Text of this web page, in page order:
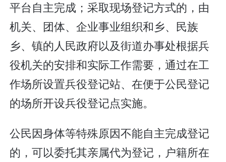
平台自主完成；采取现场登记方式的，由
机关、团体、企业事业组织和乡、民族
乡、镇的人民政府以及街道办事处根据兵
役机关的安排和实际工作需要，通过在工
作场所设置兵役登记站、在便于公民登记
的场所开设兵役登记点实施。
公民因身体等特殊原因不能自主完成登记
的，可以委托其亲属代为登记，户籍所在